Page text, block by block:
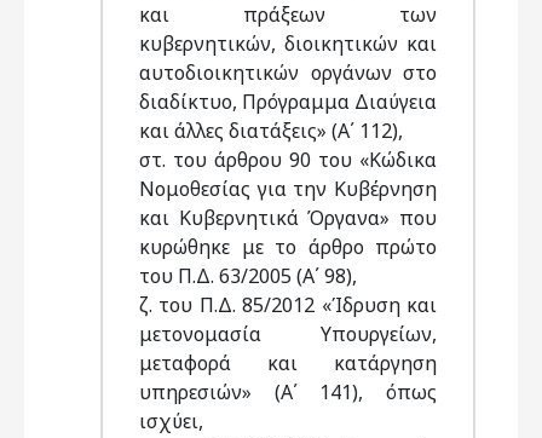
και πράξεων των
κυβερνητικών, διοικητικών και
αυτοδιοικητικών οργάνων στο
διαδίκτυο, Πρόγραμμα Διαύγεια
και άλλες διατάξεις» (Α΄ 112),
στ. του άρθρου 90 του «Κώδικα
Νομοθεσίας για την Κυβέρνηση
και Κυβερνητικά Όργανα» που
κυρώθηκε με το άρθρο πρώτο
του Π.Δ. 63/2005 (Α΄ 98),
ζ. του Π.Δ. 85/2012 «Ίδρυση και
μετονομασία Υπουργείων,
μεταφορά και κατάργηση
υπηρεσιών» (Α΄ 141), όπως
ισχύει,